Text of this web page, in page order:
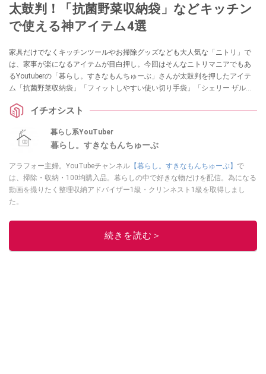
太鼓判！「抗菌野菜収納袋」などキッチン
で使える神アイテム4選
家具だけでなくキッチンツールやお掃除グッズなども大人気な「ニトリ」で
は、家事が楽になるアイテムが目白押し。今回はそんなニトリマニアでもあ
るYoutuberの「暮らし。すきなもんちゅーぶ」さんが太鼓判を押したアイテ
ム「抗菌野菜収納袋」「フィットしやすい使い切り手袋」「シェリー ザルバ
パが良くて、高品質！ 買って損なしのアイテムですので、ぜひ参考にしてみ
イチオシスト
暮らし系YouTuber
暮らし。すきなもんちゅーぶ
アラフォー主婦。YouTubeチャンネル 【暮らし。すきなもんちゅーぶ】 で
は、掃除・収納・100均購入品。暮らしの中で好きな物だけを配信。為になる
動画を撮りたく整理収納アドバイザー1級・クリンネスト1級を取得しまし
た。
このイチオシストの他の記事を読む
続きを読む＞